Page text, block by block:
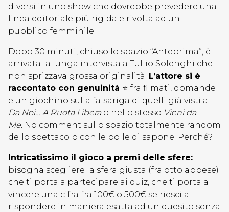
diversi in uno show che dovrebbe prevedere una
linea editoriale più rigida e rivolta ad un
pubblico femminile.
Dopo 30 minuti, chiuso lo spazio “Anteprima”, è
arrivata la lunga intervista a Tullio Solenghi che
non sprizzava grossa originalità. L’attore si è
raccontato con genuinità ⭐ fra filmati, domande
e un giochino sulla falsariga di quelli già visti a
Da Noi… A Ruota Libera o nello stesso Vieni da
Me. No comment sullo spazio totalmente random
dello spettacolo con le bolle di sapone. Perché?
Intricatissimo il gioco a premi delle sfere:
bisogna scegliere la sfera giusta (fra otto appese)
che ti porta a partecipare ai quiz, che ti porta a
vincere una cifra fra 100€ o 500€ se riesci a
rispondere in maniera esatta ad un quesito senza